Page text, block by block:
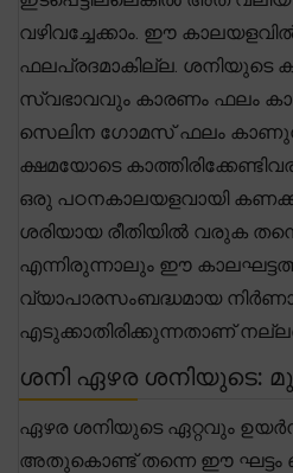
വഴിവച്ചേക്കാം. ഈ
ഫലപ്രദമാകില്ല. ശനിയുടെ
സ്വഭാവവും കാരണം ഫലം
സെലിന ഗോമസ് ഫലം
ക്ഷമയോടെ
ഒരു പഠനകാലയളവായി
ശരിയായ രീതിയിൽ വരുക
എന്നിരുന്നാലും ഈ
വ്യാപാരസംബദ്ധമായ
എടുക്കാതിരിക്കുന്നതാണ്
ശനി ഏഴര ശനിയുടെ:
ഏഴര ശനിയുടെ ഏറ്റവും
അതുകൊണ്ട് തന്നെ ഈ ഘട്ടം